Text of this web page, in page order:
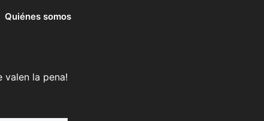
Quiénes somos
valen la pena!